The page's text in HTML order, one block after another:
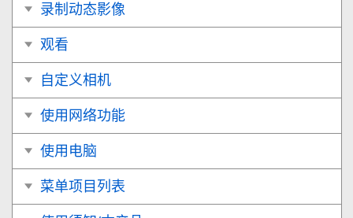
录制动态影像
观看
自定义相机
使用网络功能
使用电脑
菜单项目列表